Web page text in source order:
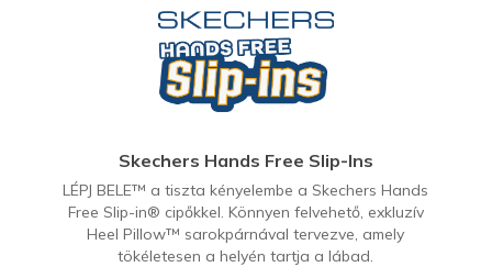
Skechers Hands Free Slip-Ins
LÉPJ BELE™ a tiszta kényelembe a Skechers Hands
Free Slip-in® cipőkkel. Könnyen felvehető, exkluzív
Heel Pillow™ sarokpárnával tervezve, amely
tökéletesen a helyén tartja a lábad.